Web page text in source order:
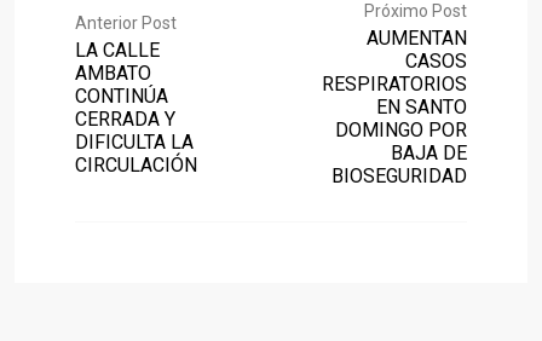
Anterior Post
LA CALLE
AMBATO
CONTINÚA
CERRADA Y
DIFICULTA LA
CIRCULACIÓN
Próximo Post
AUMENTAN
CASOS
RESPIRATORIOS
EN SANTO
DOMINGO POR
BAJA DE
BIOSEGURIDAD